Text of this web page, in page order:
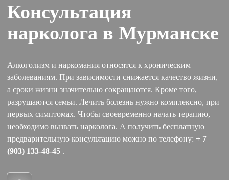
Консультация
нарколога в Мурманске
Алкоголизм и наркомания относятся к хроническим
заболеваниям. При зависимости снижается качество жизни,
а сроки жизни значительно сокращаются. Кроме того,
разрушаются семьи. Лечить болезнь нужно комплексно, при
первых симптомах. Чтобы своевременно начать терапию,
необходимо вызвать нарколога. А получить бесплатную
предварительную консультацию можно по телефону: + 7
(903) 133-48-45 .